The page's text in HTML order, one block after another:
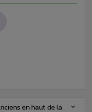
en haut de la